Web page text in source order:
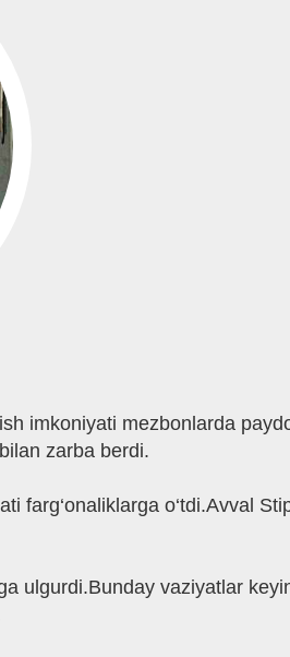
imkoniyati mezbonlarda
zarba berdi.
farg‘onaliklarga o‘tdi.Avval
ulgurdi.Bunday vaziyatlar